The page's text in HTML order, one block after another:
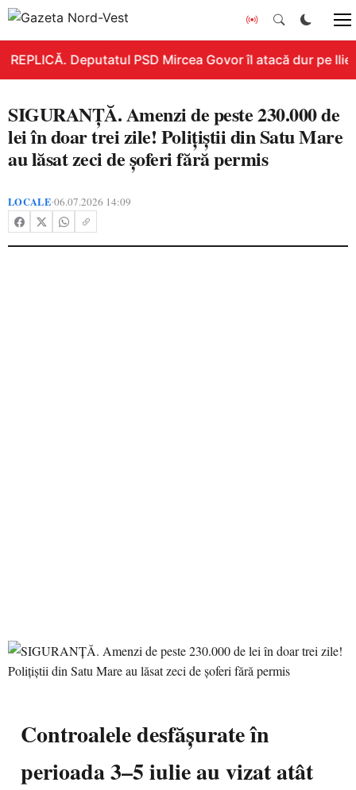
REPLICĂ. Deputatul PSD Mircea Govor îl atacă dur pe
SIGURANȚĂ. Amenzi de peste 230.000 de
lei în doar trei zile! Polițiștii din Satu Mare
au lăsat zeci de șoferi fără permis
LOCALE•06.07.2026 14:09
Controalele desfășurate în
perioada 3–5 iulie au vizat atât